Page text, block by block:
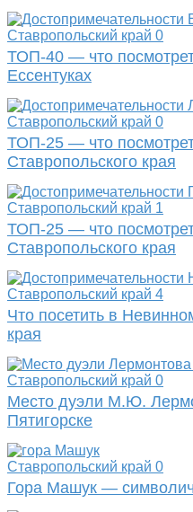
Ставропольский край 0
ТОП-40 — что
Ессентуках
Ставропольский край 0
ТОП-25 — что
Ставропольского края
Ставропольский край 1
ТОП-25 — что
Ставропольского края
Ставропольский край 4
Что посетить в
края
Ставропольский край 0
Место дуэли М.Ю.
Пятигорске
Ставропольский край 0
Гора Машук —